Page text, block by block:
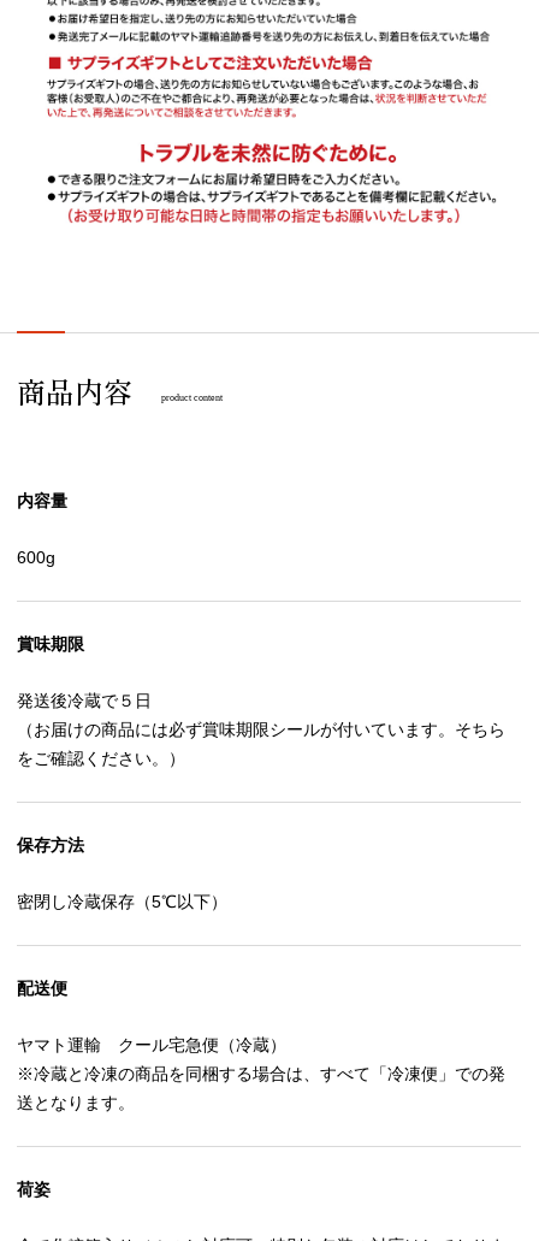
商品内容 product content
内容量
600g
賞味期限
発送後冷蔵で５日
（お届けの商品には必ず賞味期限シールが付いています。そちら
をご確認ください。）
保存方法
密閉し冷蔵保存（5℃以下）
配送便
ヤマト運輸 クール宅急便（冷蔵）
※冷蔵と冷凍の商品を同梱する場合は、すべて「冷凍便」での発
送となります。
荷姿